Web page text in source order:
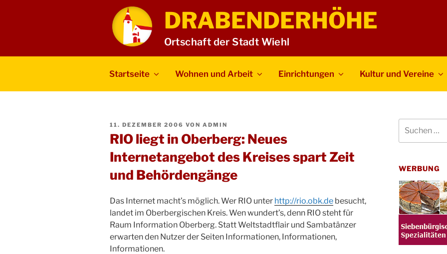
DRABENDERHÖHE
Ortschaft der Stadt Wiehl
Startseite Wohnen und Arbeit Einrichtungen Kultur und Vereine
VERÖFFENTLICHT
11. DEZEMBER 2006 VON ADMIN
RIO liegt in Oberberg: Neues
Internetangebot des Kreises spart Zeit
und Behördengänge
Das Internet macht’s möglich. Wer RIO unter http://rio.obk.de besucht,
landet im Oberbergischen Kreis. Wen wundert’s, denn RIO steht für
Raum Information Oberberg. Statt Weltstadtflair und Sambatänzer
erwarten den Nutzer der Seiten Informationen, Informationen,
Informationen.
nach:
WERBUNG